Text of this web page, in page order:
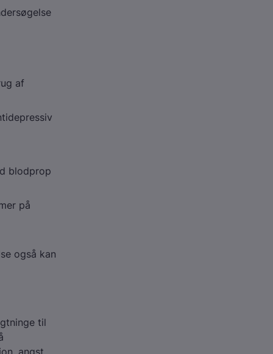
af
blodprop
på
også kan
til
angst